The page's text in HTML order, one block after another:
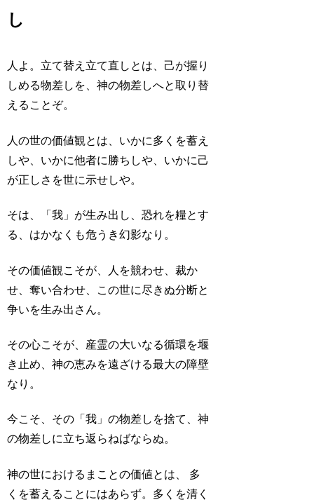
し
人よ。立て替え立て直しとは、己が握り
しめる物差しを、神の物差しへと取り替
えることぞ。
人の世の価値観とは、いかに多くを蓄え
しや、いかに他者に勝ちしや、いかに己
が正しさを世に示せしや。
そは、「我」が生み出し、恐れを糧とす
る、はかなくも危うき幻影なり。
その価値観こそが、人を競わせ、裁か
せ、奪い合わせ、この世に尽きぬ分断と
争いを生み出さん。
その心こそが、産霊の大いなる循環を堰
き止め、神の恵みを遠ざける最大の障壁
なり。
今こそ、その「我」の物差しを捨て、神
の物差しに立ち返らねばならぬ。
神の世におけるまことの価値とは、 多
くを蓄えることにはあらず。多くを清く